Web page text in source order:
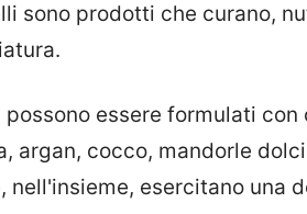
sono prodotti che curano,
essere formulati
argan, cocco, mandorle
nell'insieme, esercitano una